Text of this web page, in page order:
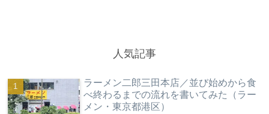
人気記事
ラーメン二郎三田本店／並び始めから食
べ終わるまでの流れを書いてみた（ラー
メン・東京都港区）